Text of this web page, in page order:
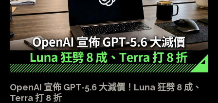
OpenAI 宣佈 GPT-5.6 大減價！Luna 狂劈 8 成、
Terra 打 8 折